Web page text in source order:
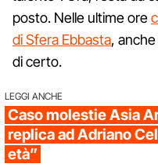
posto. Nelle ultime ore
di Sfera Ebbasta,
di certo.
LEGGI ANCHE
Caso molestie Asia
replica ad Adriano
età”